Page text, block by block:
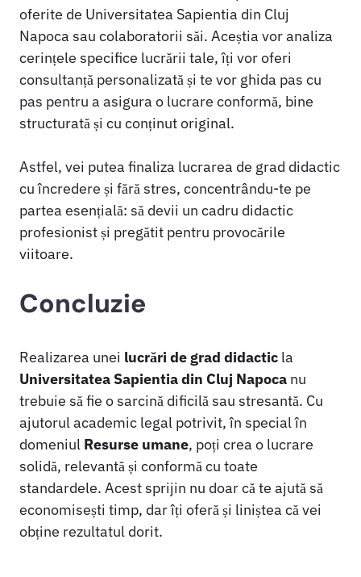
oferite de Universitatea Sapientia din Cluj
Napoca sau colaboratorii săi. Aceștia vor analiza
cerințele specifice lucrării tale, îți vor oferi
consultanță personalizată și te vor ghida pas cu
pas pentru a asigura o lucrare conformă, bine
structurată și cu conținut original.
Astfel, vei putea finaliza lucrarea de grad didactic
cu încredere și fără stres, concentrându-te pe
partea esențială: să devii un cadru didactic
profesionist și pregătit pentru provocările
viitoare.
Concluzie
Realizarea unei lucrări de grad didactic la
Universitatea Sapientia din Cluj Napoca nu
trebuie să fie o sarcină dificilă sau stresantă. Cu
ajutorul academic legal potrivit, în special în
domeniul Resurse umane, poți crea o lucrare
solidă, relevantă și conformă cu toate
standardele. Acest sprijin nu doar că te ajută să
economisești timp, dar îți oferă și liniștea că vei
obține rezultatul dorit.